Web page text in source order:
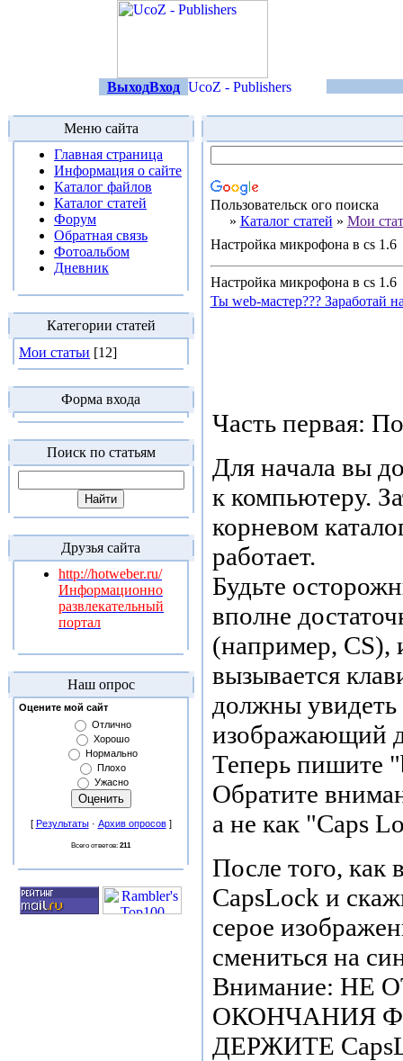
ВыходВход
Меню сайта
Главная страница
Информация о сайте
Каталог файлов
Каталог статей
Форум
Обратная связь
Фотоальбом
Дневник
Категории статей
Мои статьи [12]
Форма входа
Поиск по статьям
Друзья сайта
http://hotweber.ru/
Информационно
развлекательный
портал
Наш опрос
Оцените мой сайт
Отлично
Хорошо
Нормально
Плохо
Ужасно
[ Результаты· Архив опросов]
Всего ответов: 211
Пользовательск ого поиска
» Каталог статей » Мои
Настройка микрофона в cs 1.6
Настройка микрофона в cs 1.6
Ты web-мастер??? Заработай
Часть первая:
Для начала вы
к компьютеру.
корневом
работает.
Будьте
вполне
(например, CS),
вызывается
должны
изображающий
Теперь пишите
Обратите
а не как "Caps
После того, как
CapsLock и
серое
смениться на
Внимание:
ОКОНЧАНИЯ
ДЕРЖИТЕ